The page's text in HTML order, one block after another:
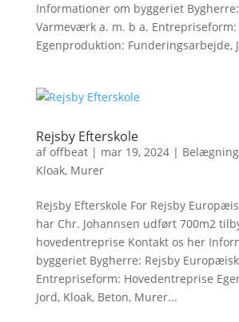
Informationer om byggeriet
Varmeværk a. m. b a.
Egenproduktion: Funderingsarbejde,
Rejsby Efterskole
afoffbeat| mar 19, 2024| Belægning
Kloak, Murer
Rejsby Efterskole For Rejsby
har Chr. Johannsen udført 700m2
hovedentreprise Kontakt os her
byggeriet Bygherre: Rejsby
Entrepriseform: Hovedentreprise
Jord, Kloak, Beton, Murer...